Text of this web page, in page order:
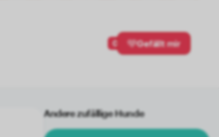
0 Gefällt mir
Andere zufällige Hunde